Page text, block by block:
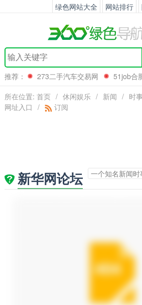
绿色网站大全 网站排行
推荐： 273二手汽车交易网 51job合
所在位置: 首页 / 休闲娱乐 / 新闻 / 时
网址入口 / 订阅
新华网论坛 一个知名新闻